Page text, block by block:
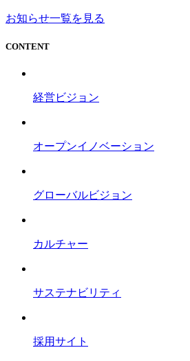
お知らせ一覧を見る
CONTENT
経営ビジョン
オープンイノベーション
グローバルビジョン
カルチャー
サステナビリティ
採用サイト